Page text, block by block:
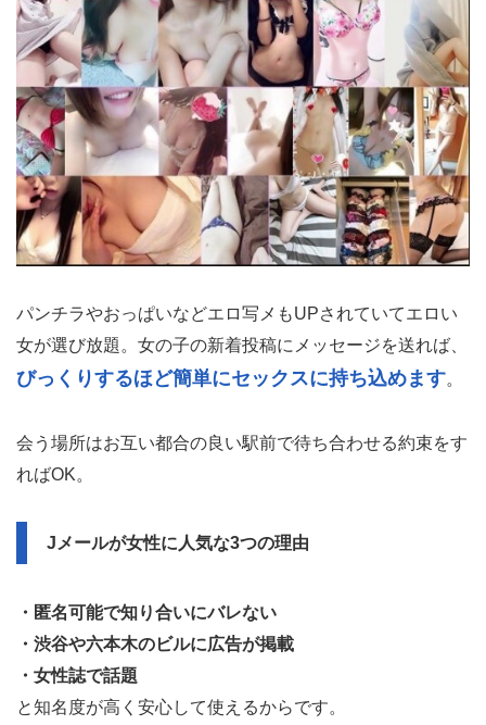
パンチラやおっぱいなどエロ写メもUPされていてエロい
女が選び放題。女の子の新着投稿にメッセージを送れば、
びっくりするほど簡単にセックスに持ち込めます。
会う場所はお互い都合の良い駅前で待ち合わせる約束をす
ればOK。
Jメールが女性に人気な3つの理由
・匿名可能で知り合いにバレない
・渋谷や六本木のビルに広告が掲載
・女性誌で話題
と知名度が高く安心して使えるからです。